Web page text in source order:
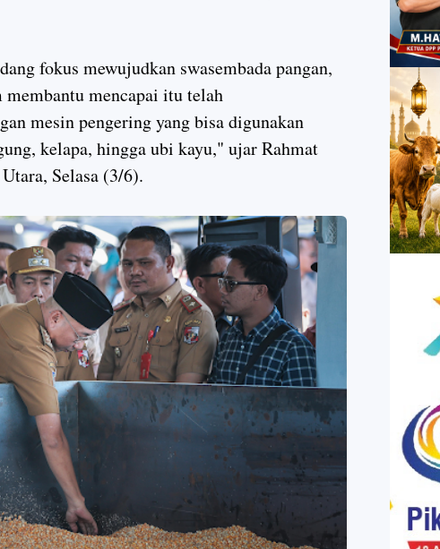
fokus mewujudkan swasembada pangan,
membantu mencapai itu telah
mesin pengering yang bisa digunakan
kelapa, hingga ubi kayu," ujar Rahmat
Selasa (3/6).